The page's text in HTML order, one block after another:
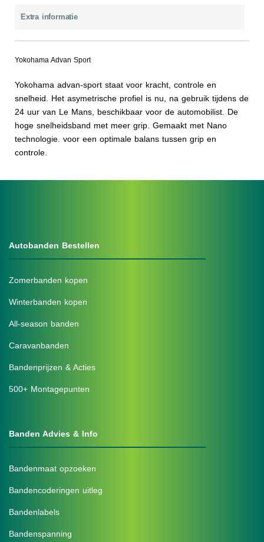
Extra informatie
Yokohama Advan Sport
Yokohama advan-sport staat voor kracht, controle en
snelheid. Het asymetrische profiel is nu, na gebruik tijdens de
24 uur van Le Mans, beschikbaar voor de automobilist. De
hoge snelheidsband met meer grip. Gemaakt met Nano
technologie. voor een optimale balans tussen grip en
controle.
Autobanden Bestellen
Zomerbanden kopen
Winterbanden kopen
All-season banden
Caravanbanden
Bandenprijzen & Acties
500+ Montagepunten
Banden Advies & Info
Bandenmaat opzoeken
Bandencoderingen uitleg
Bandenlabels
Bandenspanning